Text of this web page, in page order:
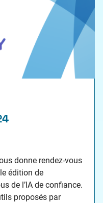
donne rendez-vous
édition de
de l’IA de confiance.
proposés par